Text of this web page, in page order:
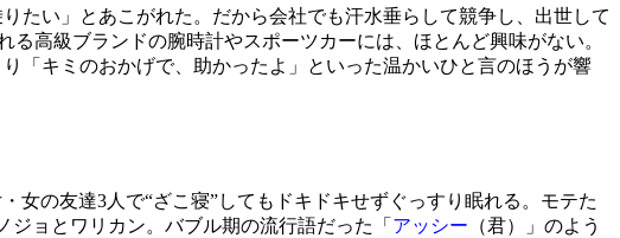
たい」とあこがれた。だから会社でも汗水垂らして競争し、出世して
高級ブランドの腕時計やスポーツカーには、ほとんど興味がない。
「キミのおかげで、助かったよ」といった温かいひと言のほうが響
女の友達3人で“ざこ寝”してもドキドキせずぐっすり眠れる。モテた
ョとワリカン。バブル期の流行語だった「 アッシー （君）」のよう